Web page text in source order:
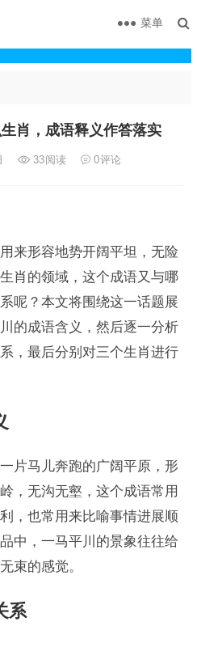
菜单
肖，成语释义作答落实
33阅读 0评论
来形容地势开阔平坦，无险
肖的领域，这个成语又与哪
呢？本文将围绕这一话题展
的成语含义，然后逐一分析
，最后分别对三个生肖进行
片马儿奔跑的广阔平原，形
，无沟无壑，这个成语常用
，也常用来比喻事情进展顺
中，一马平川的景象往往给
束的感觉。
系